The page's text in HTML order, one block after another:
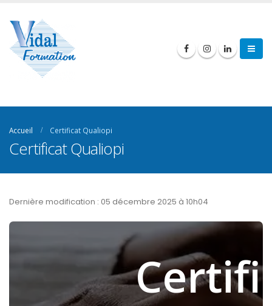
Accueil Certificat Qualiopi
Certificat Qualiopi
Dernière modification : 05 décembre 2025 à 10h04